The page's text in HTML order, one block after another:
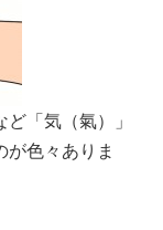
「気（氣）」
が色々ありま